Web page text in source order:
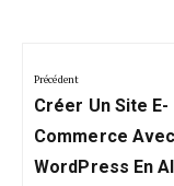
de
l’article
Précédent
Précédent:
Créer Un Site E-
Commerce Avec
WordPress En